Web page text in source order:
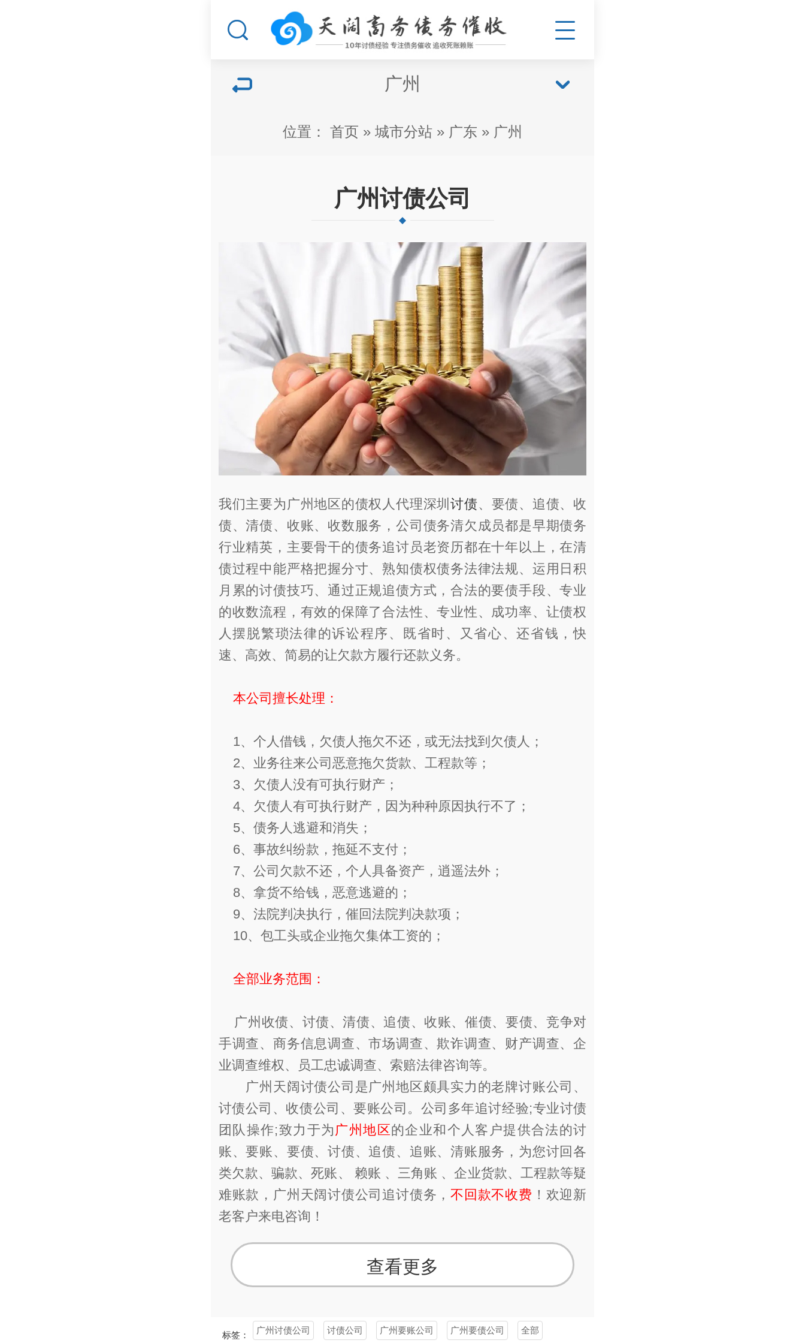
广州
位置： 首页 » 城市分站 » 广东 » 广州
广州讨债公司
我们主要为广州地区的债权人代理深圳讨债、要债、追债、收
债、清债、收账、收数服务，公司债务清欠成员都是早期债务
行业精英，主要骨干的债务追讨员老资历都在十年以上，在清
债过程中能严格把握分寸、熟知债权债务法律法规、运用日积
月累的讨债技巧、通过正规追债方式，合法的要债手段、专业
的收数流程，有效的保障了合法性、专业性、成功率、让债权
人摆脱繁琐法律的诉讼程序、既省时、又省心、还省钱，快
速、高效、简易的让欠款方履行还款义务。
本公司擅长处理：
1、个人借钱，欠债人拖欠不还，或无法找到欠债人；
2、业务往来公司恶意拖欠货款、工程款等；
3、欠债人没有可执行财产；
4、欠债人有可执行财产，因为种种原因执行不了；
5、债务人逃避和消失；
6、事故纠纷款，拖延不支付；
7、公司欠款不还，个人具备资产，逍遥法外；
8、拿货不给钱，恶意逃避的；
9、法院判决执行，催回法院判决款项；
10、包工头或企业拖欠集体工资的；
全部业务范围：
广州收债、讨债、清债、追债、收账、催债、要债、竞争对
手调查、商务信息调查、市场调查、欺诈调查、财产调查、企
业调查维权、员工忠诚调查、索赔法律咨询等。
广州天阔讨债公司是广州地区颇具实力的老牌讨账公司、
讨债公司、收债公司、要账公司。公司多年追讨经验;专业讨债
团队操作;致力于为 广州地区的企业和个人客户提供合法的讨
账、要账、要债、讨债、追债、追账、清账服务，为您讨回各
类欠款、骗款、死账、 赖账 、三角账 、企业货款、工程款等疑
难账款，广州天阔讨债公司追讨债务，不回款不收费 ！欢迎新
老客户来电咨询！
查看更多
标签： 广州讨债公司 讨债公司 广州要账公司 广州要债公司 全部